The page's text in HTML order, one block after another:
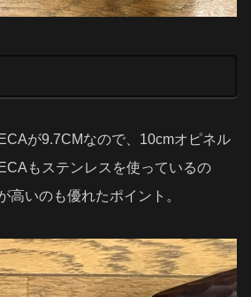
が9.7CMなので、10cmオピネル
もステンレスを使っているの
高いのも優れたポイント。